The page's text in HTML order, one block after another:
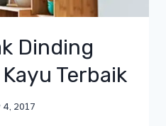
Dinding
Terbaik
4, 2017